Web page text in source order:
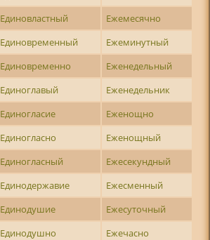
Единовластный
Ежемесячно
Единовременный
Ежеминутный
Единовременно
Еженедельный
Единоглавый
Еженедельник
Единогласие
Еженощно
Единогласно
Еженощный
Единогласный
Ежесекундный
Единодержавие
Ежесменный
Единодушие
Ежесуточный
Единодушно
Ежечасно